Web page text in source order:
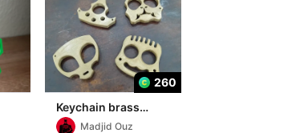
260
Keychain brass
knucklesMadjid Ouz